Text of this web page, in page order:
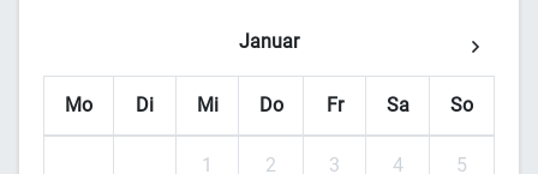
Januar
Mo Di Mi Do Fr Sa So
1 2 3 4 5